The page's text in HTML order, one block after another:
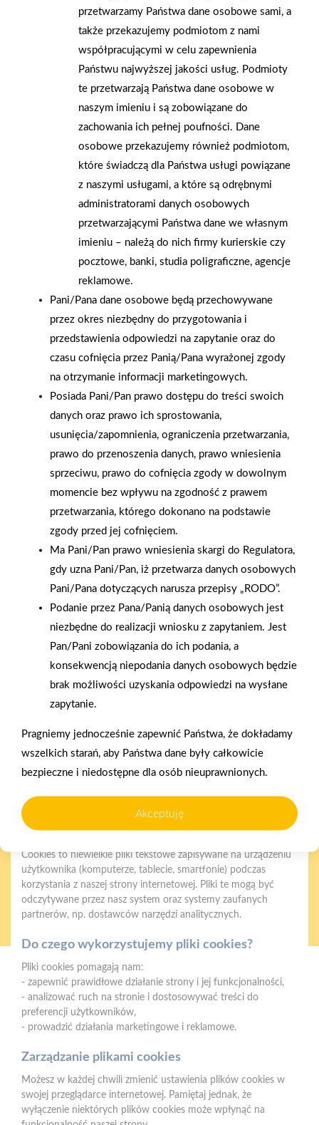
Numery kontaktowe
Wew. 33 pokrycia dachowe i akcesoria
Wew. 34 drzwi, okna, rolety
Wew. 21-22 art. AGD, dekoracje
Wew. 31-32 farby, chemia budowlana, ogród
Obowiązek Informacyjny
Gwarancja jakości
Zakupy w systemie
Oferujemy zakupy
telefoniczne
Zakupy
na terenie całej Polski
Strzelno
ul. Św. Ducha 12, 88-320 Strzelno (parking, plac składowy,
magazyn - wjazd od ul. Michelsona 19)
E-mail:biuro@psbstrzelno.pl
NIP:5571701187
REGON: 367902221
przetwarzamy Państwa dane osobowe sami, a
także przekazujemy podmiotom z nami
współpracującymi w celu zapewnienia
Państwu najwyższej jakości usług. Podmioty
te przetwarzają Państwa dane osobowe w
naszym imieniu i są zobowiązane do
zachowania ich pełnej poufności. Dane
osobowe przekazujemy również podmiotom,
które świadczą dla Państwa usługi powiązane
z naszymi usługami, a które są odrębnymi
administratorami danych osobowych
przetwarzającymi Państwa dane we własnym
imieniu – należą do nich firmy kurierskie czy
pocztowe, banki, studia poligraficzne, agencje
reklamowe.
Pani/Pana dane osobowe będą przechowywane
przez okres niezbędny do przygotowania i
przedstawienia odpowiedzi na zapytanie oraz do
czasu cofnięcia przez Panią/Pana wyrażonej zgody
na otrzymanie informacji marketingowych.
Posiada Pani/Pan prawo dostępu do treści swoich
danych oraz prawo ich sprostowania,
usunięcia/zapomnienia, ograniczenia przetwarzania,
prawo do przenoszenia danych, prawo wniesienia
sprzeciwu, prawo do cofnięcia zgody w dowolnym
momencie bez wpływu na zgodność z prawem
przetwarzania, którego dokonano na podstawie
zgody przed jej cofnięciem.
Ma Pani/Pan prawo wniesienia skargi do Regulatora,
gdy uzna Pani/Pan, iż przetwarza danych osobowych
Pani/Pana dotyczących narusza przepisy „RODO”.
Podanie przez Pana/Panią danych osobowych jest
niezbędne do realizacji wniosku z zapytaniem. Jest
Pan/Pani zobowiązania do ich podania, a
konsekwencją niepodania danych osobowych będzie
brak możliwości uzyskania odpowiedzi na wysłane
zapytanie.
Pragniemy jednocześnie zapewnić Państwa, że dokładamy
wszelkich starań, aby Państwa dane były całkowicie
bezpieczne i niedostępne dla osób nieuprawnionych.
Akceptuję
Polityka plików cookies
Nasz serwis internetowy wykorzystuje pliki cookies w celu
użytkowania oraz analizy ruchu na stronie.
Czym są pliki cookies?
Cookies to niewielkie pliki tekstowe zapisywane na urządzeniu
użytkownika (komputerze, tablecie, smartfonie) podczas
korzystania z naszej strony internetowej. Pliki te mogą być
odczytywane przez nasz system oraz systemy zaufanych
partnerów, np. dostawców narzędzi analitycznych.
Do czego wykorzystujemy pliki cookies?
Pliki cookies pomagają nam:
- zapewnić prawidłowe działanie strony i jej funkcjonalności,
- analizować ruch na stronie i dostosowywać treści do
preferencji użytkowników,
- prowadzić działania marketingowe i reklamowe.
Zarządzanie plikami cookies
Możesz w każdej chwili zmienić ustawienia plików cookies w
swojej przeglądarce internetowej. Pamiętaj jednak, że
wyłączenie niektórych plików cookies może wpłynąć na